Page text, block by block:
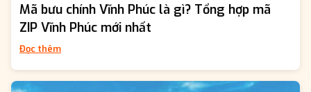
Mã bưu chính Vĩnh Phúc là gì? Tổng hợp mã
ZIP Vĩnh Phúc mới nhất
Đọc thêm